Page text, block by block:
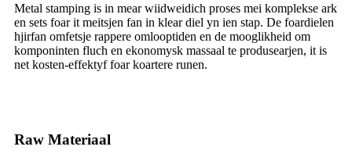
Metal stamping is in mear wiidweidich proses mei komplekse ark
en sets foar it meitsjen fan in klear diel yn ien stap. De foardielen
hjirfan omfetsje rappere omlooptiden en de mooglikheid om
komponinten fluch en ekonomysk massaal te produsearjen, it is
net kosten-effektyf foar koartere runen.
Raw Materiaal